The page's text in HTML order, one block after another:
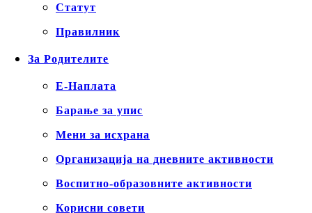
Статут
Правилник
За Родителите
Е-Наплата
Барање за упис
Мени за исхрана
Организација на дневните активности
Воспитно-образовните активности
Корисни совети